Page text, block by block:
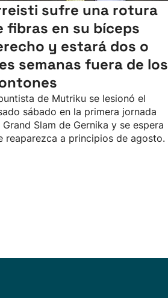
sufre una rotura
fibras en su bíceps
y estará dos o
semanas fuera de los
de Mutriku se lesionó el
sábado en la primera jornada
Grand Slam de Gernika y se espera
reaparezca a principios de agosto.